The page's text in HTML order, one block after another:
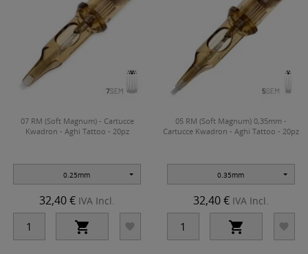
07 RM (Soft Magnum) - Cartucce
Kwadron - Aghi Tattoo - 20pz
0.25mm
32,40 € IVA Incl.
 
05 RM (Soft Magnum) 0,35mm -
Cartucce Kwadron - Aghi Tattoo - 20pz
0.35mm
32,40 € IVA Incl.
 